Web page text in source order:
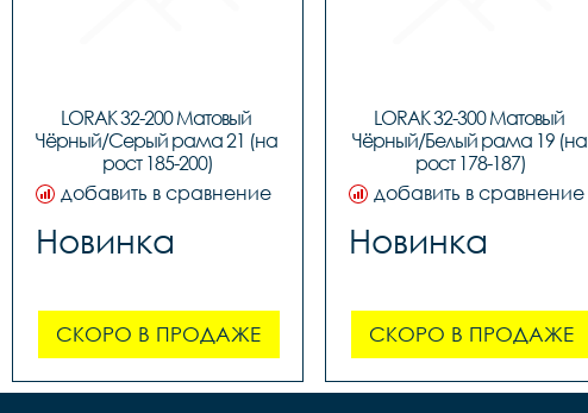
LORAK 32-200 Матовый
Чёрный/Серый рама 21 (на
рост 185-200)
добавить в сравнение
Новинка
СКОРО В ПРОДАЖЕ
LORAK 32-300 Матовый
Чёрный/Белый рама 19 (на
рост 178-187)
добавить в сравнение
Новинка
СКОРО В ПРОДАЖЕ